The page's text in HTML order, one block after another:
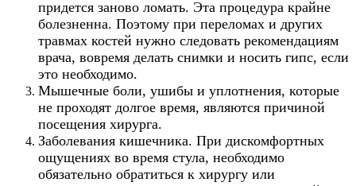
придется заново ломать. Эта процедура крайне
болезненна. Поэтому при переломах и других
травмах костей нужно следовать рекомендациям
врача, вовремя делать снимки и носить гипс, если
это необходимо.
Мышечные боли, ушибы и уплотнения, которые
не проходят долгое время, являются причиной
посещения хирурга.
Заболевания кишечника. При дискомфортных
ощущениях во время стула, необходимо
обязательно обратиться к хирургу или